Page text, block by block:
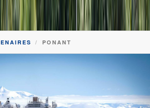
INSPIRATIONS
100% SUR-MESURE
+33 1 47 20 36 59
SUR-MESURE
PONANT